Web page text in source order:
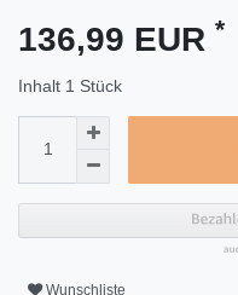
136,99 EUR *
Inhalt 1 Stück
Wunschliste